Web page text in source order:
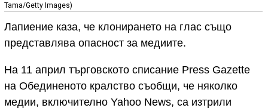
Tama/Getty Images)
Лапиение каза, че клонирането на глас също
представлява опасност за медиите.
На 11 април търговското списание Press Gazette
на Обединеното кралство съобщи, че няколко
медии, включително Yahoo News, са изтрили